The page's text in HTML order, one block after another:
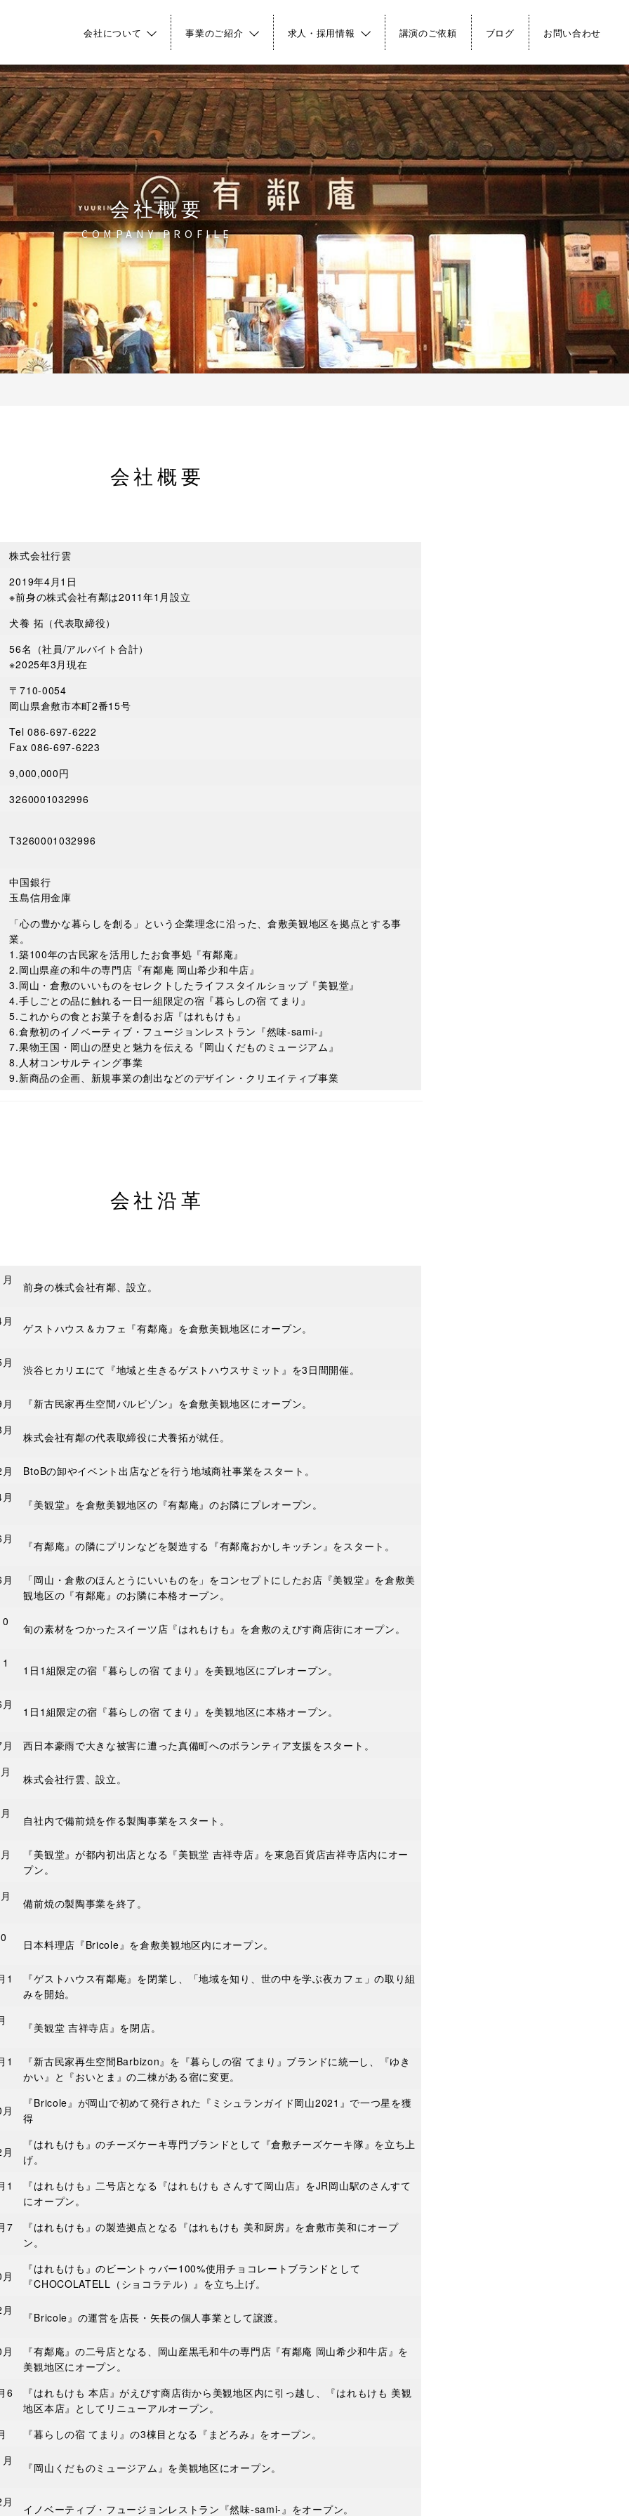
会社について 事業のご紹介 求人・採用情報 講演のご依頼 ブログ お問い合わせ
会社概要
COMPANY PROFILE
会社概要
株式会社行雲
2019年4月1日
※前身の株式会社有鄰は2011年1月設立
犬養 拓（代表取締役）
56名（社員/アルバイト合計）
※2025年3月現在
〒710-0054
岡山県倉敷市本町2番15号
Tel 086-697-6222
Fax 086-697-6223
9,000,000円
3260001032996
T3260001032996
中国銀行
玉島信用金庫
「心の豊かな暮らしを創る」という企業理念に沿った、倉敷美観地区を拠点とする事
業。
1.築100年の古民家を活用したお食事処『有鄰庵』
2.岡山県産の和牛の専門店『有鄰庵 岡山希少和牛店』
3.岡山・倉敷のいいものをセレクトしたライフスタイルショップ『美観堂』
4.手しごとの品に触れる一日一組限定の宿『暮らしの宿 てまり』
5.これからの食とお菓子を創るお店『はれもけも』
6.倉敷初のイノベーティブ・フュージョンレストラン『然味-sami-』
7.果物王国・岡山の歴史と魅力を伝える『岡山くだものミュージアム』
8.人材コンサルティング事業
9.新商品の企画、新規事業の創出などのデザイン・クリエイティブ事業
会社沿革
前身の株式会社有鄰、設立。
ゲストハウス＆カフェ『有鄰庵』を倉敷美観地区にオープン。
渋谷ヒカリエにて『地域と生きるゲストハウスサミット』を3日間開催。
『新古民家再生空間バルビゾン』を倉敷美観地区にオープン。
株式会社有鄰の代表取締役に犬養拓が就任。
BtoBの卸やイベント出店などを行う地域商社事業をスタート。
『美観堂』を倉敷美観地区の『有鄰庵』のお隣にプレオープン。
『有鄰庵』の隣にプリンなどを製造する『有鄰庵おかしキッチン』をスタート。
「岡山・倉敷のほんとうにいいものを」をコンセプトにしたお店『美観堂』を倉敷美
観地区の『有鄰庵』のお隣に本格オープン。
旬の素材をつかったスイーツ店『はれもけも』を倉敷のえびす商店街にオープン。
1日1組限定の宿『暮らしの宿 てまり』を美観地区にプレオープン。
1日1組限定の宿『暮らしの宿 てまり』を美観地区に本格オープン。
西日本豪雨で大きな被害に遭った真備町へのボランティア支援をスタート。
株式会社行雲、設立。
自社内で備前焼を作る製陶事業をスタート。
『美観堂』が都内初出店となる『美観堂 吉祥寺店』を東急百貨店吉祥寺店内にオー
プン。
備前焼の製陶事業を終了。
日本料理店『Bricole』を倉敷美観地区内にオープン。
1
『ゲストハウス有鄰庵』を閉業し、「地域を知り、世の中を学ぶ夜カフェ」の取り組
みを開始。
『美観堂 吉祥寺店』を閉店。
1
『新古民家再生空間Barbizon』を『暮らしの宿 てまり』ブランドに統一し、『ゆき
かい』と『おいとま』の二棟がある宿に変更。
『Bricole』が岡山で初めて発行された『ミシュランガイド岡山2021』で一つ星を獲
得
『はれもけも』のチーズケーキ専門ブランドとして『倉敷チーズケーキ隊』を立ち上
げ。
1
『はれもけも』二号店となる『はれもけも さんすて岡山店』をJR岡山駅のさんすて
にオープン。
7
『はれもけも』の製造拠点となる『はれもけも 美和厨房』を倉敷市美和にオープ
ン。
『はれもけも』のビーントゥバー100%使用チョコレートブランドとして
『CHOCOLATELL（ショコラテル）』を立ち上げ。
『Bricole』の運営を店長・矢長の個人事業として譲渡。
『有鄰庵』の二号店となる、岡山産黒毛和牛の専門店『有鄰庵 岡山希少和牛店』を
美観地区にオープン。
6
『はれもけも 本店』がえびす商店街から美観地区内に引っ越し、『はれもけも 美観
地区本店』としてリニューアルオープン。
『暮らしの宿 てまり』の3棟目となる『まどろみ』をオープン。
『岡山くだものミュージアム』を美観地区にオープン。
イノベーティブ・フュージョンレストラン『然味-sami-』をオープン。